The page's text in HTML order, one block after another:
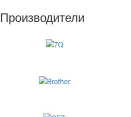
Производители